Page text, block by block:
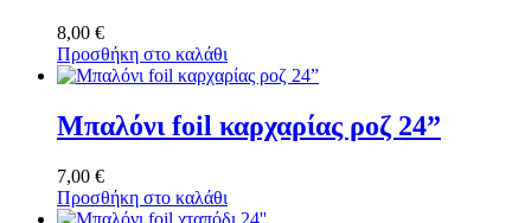
8,00 €
Προσθήκη στο καλάθι
Μπαλόνι foil καρχαρίας ροζ 24”
7,00 €
Προσθήκη στο καλάθι